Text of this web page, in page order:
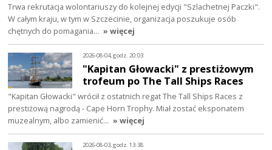
Trwa rekrutacja wolontariuszy do kolejnej edycji "Szlachetnej Paczki".
W całym kraju, w tym w Szczecinie, organizacja poszukuje osób
chętnych do pomagania… » więcej
2026-08-04, godz. 20:03
"Kapitan Głowacki" z prestiżowym
trofeum po The Tall Ships Races
"Kapitan Głowacki" wrócił z ostatnich regat The Tall Ships Races z
prestiżową nagrodą - Cape Horn Trophy. Miał zostać eksponatem
muzealnym, albo zamienić… » więcej
2026-08-03, godz. 13:38